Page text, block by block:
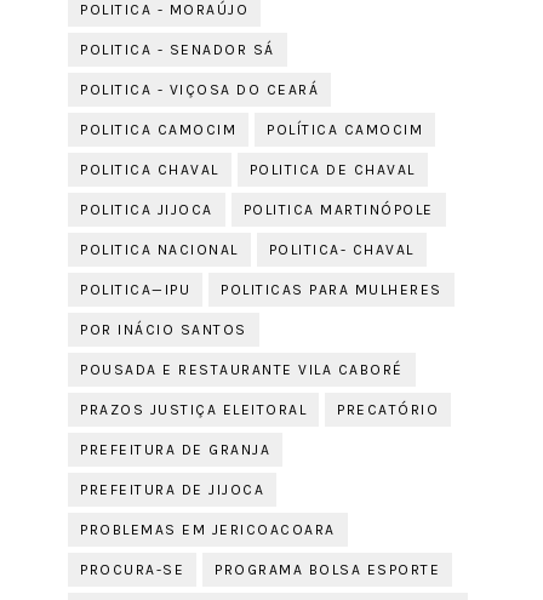
POLITICA - MORAÚJO
POLITICA - SENADOR SÁ
POLITICA - VIÇOSA DO CEARÁ
POLITICA CAMOCIM POLÍTICA CAMOCIM
POLITICA CHAVAL POLITICA DE CHAVAL
POLITICA JIJOCA POLITICA MARTINÓPOLE
POLITICA NACIONAL POLITICA- CHAVAL
POLITICA—IPU POLITICAS PARA MULHERES
POR INÁCIO SANTOS
POUSADA E RESTAURANTE VILA CABORÉ
PRAZOS JUSTIÇA ELEITORAL PRECATÓRIO
PREFEITURA DE GRANJA
PREFEITURA DE JIJOCA
PROBLEMAS EM JERICOACOARA
PROCURA-SE PROGRAMA BOLSA ESPORTE